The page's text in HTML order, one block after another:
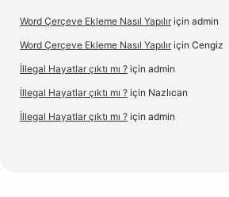
Word Çerçeve Ekleme Nasıl Yapılır için admin
Word Çerçeve Ekleme Nasıl Yapılır için Cengiz
İllegal Hayatlar çıktı mı ? için admin
İllegal Hayatlar çıktı mı ? için Nazlıcan
İllegal Hayatlar çıktı mı ? için admin